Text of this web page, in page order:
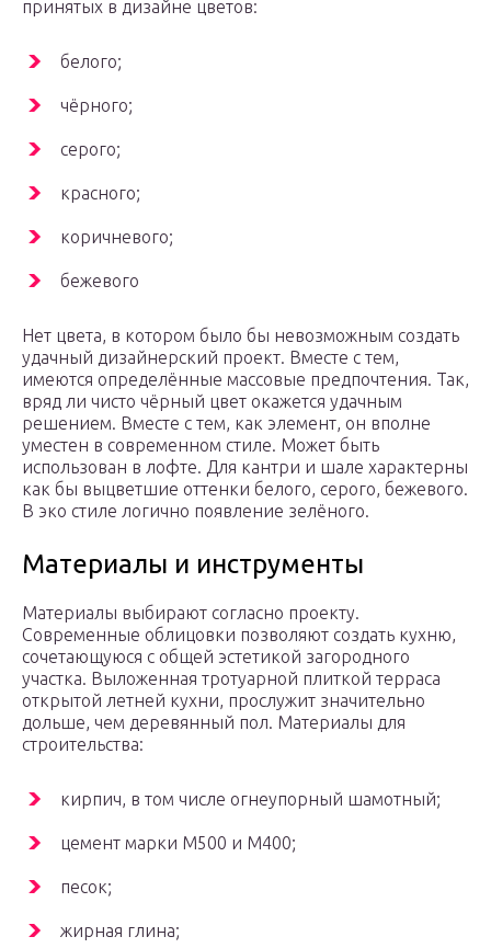
принятых в дизайне цветов:
белого;
чёрного;
серого;
красного;
коричневого;
бежевого
Нет цвета, в котором было бы невозможным создать
удачный дизайнерский проект. Вместе с тем,
имеются определённые массовые предпочтения. Так,
вряд ли чисто чёрный цвет окажется удачным
решением. Вместе с тем, как элемент, он вполне
уместен в современном стиле. Может быть
использован в лофте. Для кантри и шале характерны
как бы выцветшие оттенки белого, серого, бежевого.
В эко стиле логично появление зелёного.
Материалы и инструменты
Материалы выбирают согласно проекту.
Современные облицовки позволяют создать кухню,
сочетающуюся с общей эстетикой загородного
участка. Выложенная тротуарной плиткой терраса
открытой летней кухни, прослужит значительно
дольше, чем деревянный пол. Материалы для
строительства:
кирпич, в том числе огнеупорный шамотный;
цемент марки М500 и М400;
песок;
жирная глина;